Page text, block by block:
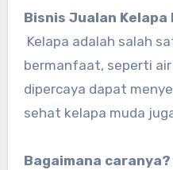
Bisnis Jualan
Kelapa adalah salah
bermanfaat, seperti
dipercaya dapat
sehat kelapa muda
Bagaimana caranya?